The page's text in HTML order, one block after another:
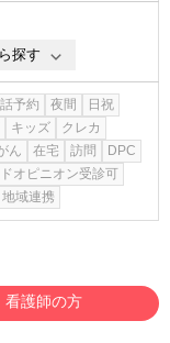
探す
予約 夜間
日祝
キッズ
クレカ
ん 在宅 訪問
DPC
オピニオン受診可
地域連携
看護師の方